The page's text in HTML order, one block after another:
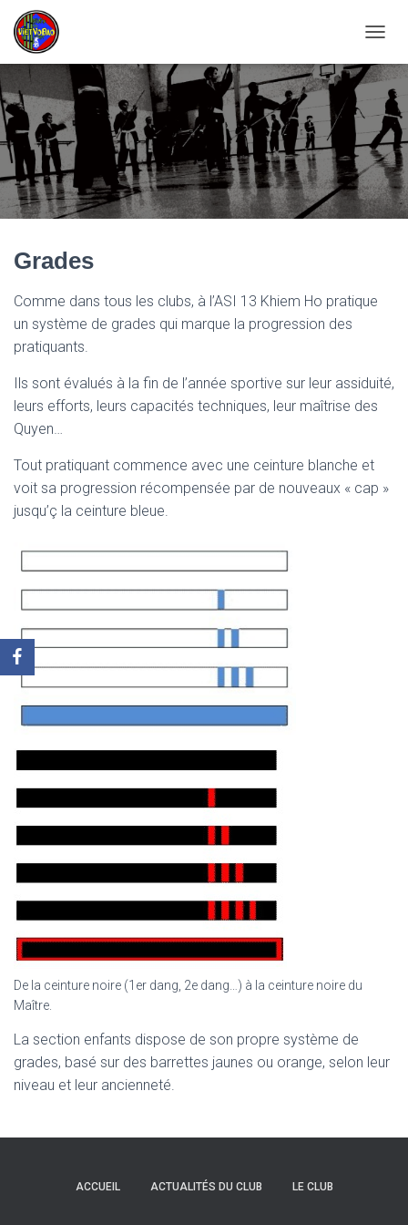
É
P
I
E
R
L
A
N
A
T
Grades
Comme dans tous les clubs, à l’ASI 13 Khiem Ho pratique
un système de grades qui marque la progression des
pratiquants.
Ils sont évalués à la fin de l’année sportive sur leur assiduité,
leurs efforts, leurs capacités techniques, leur maîtrise des
Quyen…
Tout pratiquant commence avec une ceinture blanche et
voit sa progression récompensée par de nouveaux « cap »
jusqu’ç la ceinture bleue.
De la ceinture noire (1er dang, 2e dang…) à la ceinture noire du
Maître.
La section enfants dispose de son propre système de
grades, basé sur des barrettes jaunes ou orange, selon leur
niveau et leur ancienneté.
ACCUEIL ACTUALITÉS DU CLUB LE CLUB